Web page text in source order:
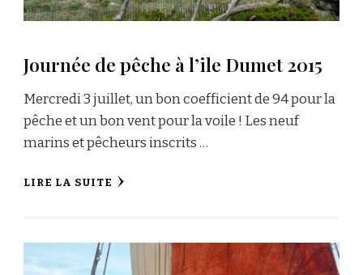
Journée de pêche à l’ile Dumet 2015
Mercredi 3 juillet, un bon coefficient de 94 pour la
pêche et un bon vent pour la voile ! Les neuf
marins et pêcheurs inscrits …
LIRE LA SUITE